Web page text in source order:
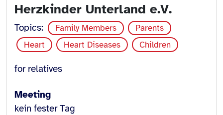
Herzkinder Unterland e.V.
Topics: Family Members
Parents
Heart
Heart Diseases Children
for relatives
Meeting
kein fester Tag